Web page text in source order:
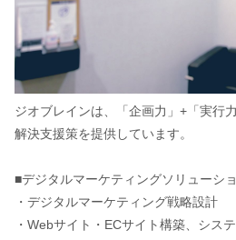
ジオブレインは、「企画力」+「実行
解決支援策を提供しています。
■デジタルマーケティングソリューシ
・デジタルマーケティング戦略設計
・Webサイト・ECサイト構築、シス